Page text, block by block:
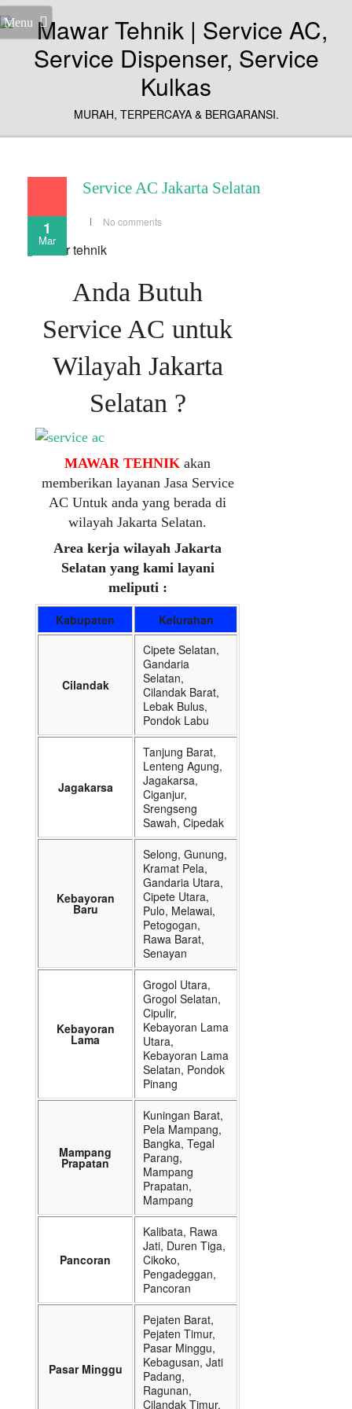
Menu
MURAH, TERPERCAYA & BERGARANSI.
1
Mar
Service AC Jakarta Selatan
No comments
Anda Butuh
Service AC untuk
Wilayah Jakarta
Selatan ?
MAWAR TEHNIK akan
memberikan layanan Jasa Service
AC Untuk anda yang berada di
wilayah Jakarta Selatan.
Area kerja wilayah Jakarta
Selatan yang kami layani
meliputi :
Kabupaten Kelurahan
Cilandak
Cipete Selatan,
Gandaria
Selatan,
Cilandak Barat,
Lebak Bulus,
Pondok Labu
Jagakarsa
Tanjung Barat,
Lenteng Agung,
Jagakarsa,
Ciganjur,
Srengseng
Sawah, Cipedak
Kebayoran
Baru
Selong, Gunung,
Kramat Pela,
Gandaria Utara,
Cipete Utara,
Pulo, Melawai,
Petogogan,
Rawa Barat,
Senayan
Kebayoran
Lama
Grogol Utara,
Grogol Selatan,
Cipulir,
Kebayoran Lama
Utara,
Kebayoran Lama
Selatan, Pondok
Pinang
Mampang
Prapatan
Kuningan Barat,
Pela Mampang,
Bangka, Tegal
Parang,
Mampang
Prapatan,
Mampang
Pancoran
Kalibata, Rawa
Jati, Duren Tiga,
Cikoko,
Pengadeggan,
Pancoran
Pasar Minggu
Pejaten Barat,
Pejaten Timur,
Pasar Minggu,
Kebagusan, Jati
Padang,
Ragunan,
Cilandak Timur,